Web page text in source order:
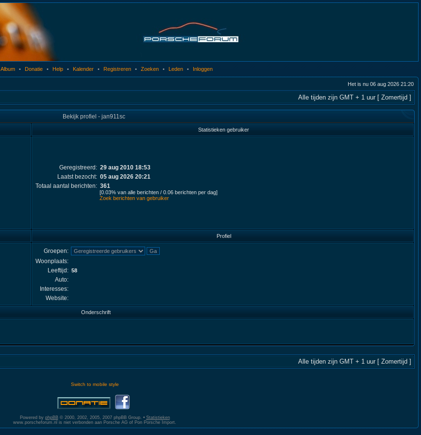
Album • Donatie • Help • Kalender • Registreren • Zoeken • Leden • Inloggen
Het is nu 06 aug 2026 21:20
Alle tijden zijn GMT + 1 uur [ Zomertijd ]
Bekijk profiel - jan911sc
Statistieken gebruiker
Geregistreerd: 29 aug 2010 18:53
Laatst bezocht: 05 aug 2026 20:21
Totaal aantal berichten: 361
[0.03% van alle berichten / 0.06 berichten per dag]
Zoek berichten van gebruiker
Profiel
Groepen:
Woonplaats:
Leeftijd: 58
Auto:
Interesses:
Website:
Onderschrift
Alle tijden zijn GMT + 1 uur [ Zomertijd ]
Switch to mobile style
Powered by phpBB© 2000, 2002, 2005, 2007 phpBB Group. • Statistieken
www.porscheforum.nl is niet verbonden aan Porsche AG of Pon Porsche Import.